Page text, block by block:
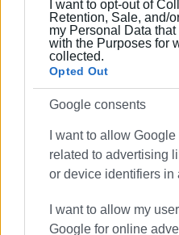
I want to opt-out of
Retention, Sale, and/
my Personal Data that
with the Purposes for
collected.
Opted Out
Google consents
I want to allow
related to advertising
or device identifiers in
I want to allow my
Google for online
Ακολουθήστε το